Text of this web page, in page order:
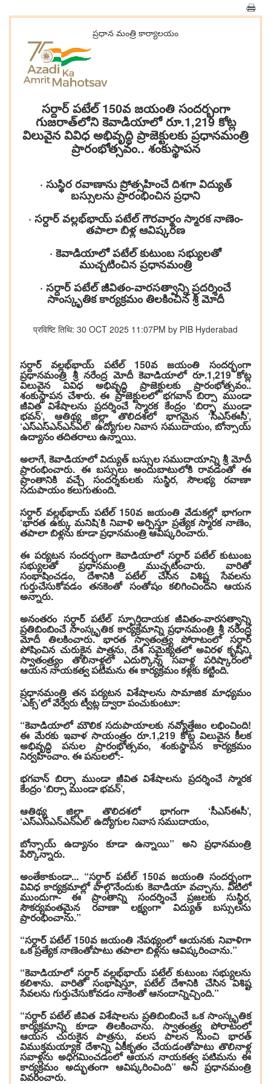
ప్రధాన మంత్రి కార్యాలయం
సర్దార్ పటేల్ 150వ జయంతి సందర్భంగా
గుజరాత్‌లోని కెవాడియాలో రూ.1,219 కోట్ల
విలువైన వివిధ అభివృద్ధి ప్రాజెక్టులకు ప్రధానమంత్రి
ప్రారంభోత్సవం.. శంకుస్థాపన
· సుస్థిర రవాణాను ప్రోత్సహించే దిశగా విద్యుత్
బస్సులను ప్రారంభించిన ప్రధాని
· సర్దార్ వల్లభ్‌భాయ్ పటేల్ గౌరవార్థం స్మారక నాణెం-
తపాలా బిళ్ల ఆవిష్కరణ
· కెవాడియాలో పటేల్ కుటుంబ సభ్యులతో
ముచ్చటించిన ప్రధానమంత్రి
· సర్దార్ పటేల్ జీవితం-వారసత్వాన్ని ప్రదర్శించే
సాంస్కృతిక కార్యక్రమం తిలకించిన శ్రీ మోదీ
प्रविष्टि तिथि: 30 OCT 2025 11:07PM by PIB Hyderabad
సర్దార్ వల్లభ్‌భాయ్‌ పటేల్ 150వ జయంతి సందర్భంగా
ప్రధానమంత్రి శ్రీ నరేంద్ర మోదీ కెవాడియాలో రూ.1,219 కోట్ల
విలువైన వివిధ అభివృద్ధి ప్రాజెక్టులకు ప్రారంభోత్సవం..
శంకుస్థాపన చేశారు. ఈ ప్రాజెక్టులలో భగవాన్ బిర్సా ముండా
జీవిత విశేషాలను ప్రదర్శించే స్మారక కేంద్రం ‘బిర్సా ముండా
భవన్’, ఆతిథ్య జిల్లా తొలిదశలో భాగమైన ‘సీఎస్‌ఈసీ’,
‘ఎస్‌ఎస్‌ఎన్‌ఎన్‌ఎల్‌’ ఉద్యోగుల నివాస సముదాయం, బోన్సాయ్
ఉద్యానం తదితరాలు ఉన్నాయి.
అలాగే, కెవాడియాలో విద్యుత్‌ బస్సుల సముదాయాన్ని శ్రీ మోదీ
ప్రారంభించారు. ఈ బస్సులు అందుబాటులోకి రావడంతో ఈ
ప్రాంతానికి వచ్చే సందర్శకులకు సుస్థిర, సౌలభ్య రవాణా
సదుపాయం కలుగుతుంది.
సర్దార్ వల్లభ్‌భాయ్ పటేల్ 150వ జయంతి వేడుకల్లో భాగంగా
‘భారత ఉక్కు మనిషి’కి నివాళి అర్పిస్తూ ప్రత్యేక స్మారక నాణెం,
తపాలా బిళ్లను కూడా ప్రధానమంత్రి ఆవిష్కరించారు.
ఈ పర్యటన సందర్భంగా కెవాడియాలో సర్దార్ పటేల్ కుటుంబ
సభ్యులతో ప్రధానమంత్రి ముచ్చటించారు. వారితో
సంభాషించడం, దేశానికి పటేల్ చేసిన విశిష్ట సేవలను
గుర్తుచేసుకోవడం తనకెంతో సంతోషం కలిగించిందని ఆయన
అన్నారు.
అనంతరం సర్దార్ పటేల్ స్ఫూర్తిదాయక జీవితం-వారసత్వాన్ని
ప్రతిబింబించే సాంస్కృతిక కార్యక్రమాన్ని ప్రధానమంత్రి శ్రీ నరేంద్ర
మోదీ తిలకించారు. భారత స్వాతంత్ర్య పోరాటంలో సర్దార్
పోషించిన చురుకైన పాత్రను, దేశ సమైక్యతలో అవిరళ కృషిని,
స్వాతంత్ర్యం తొలినాళ్లలో ఎదుర్కొన్న సవాళ్ల పరిష్కారంలో
ఆయన నాయకత్వ పటిమను ఈ కార్యక్రమం కళ్లకు కట్టింది.
ప్రధానమంత్రి తన పర్యటన విశేషాలను సామాజిక మాధ్యమం
‘ఎక్స్‌’లో వేర్వేరు ట్వీట్ల ద్వారా పంచుకుంటూ:
“కెవాడియాలో మౌలిక సదుపాయాలకు నవ్యోత్తేజం లభించింది!
ఈ మేరకు ఇవాళ సాయంత్రం రూ.1,219 కోట్ల విలువైన కీలక
అభివృద్ధి పనుల ప్రారంభోత్సవం, శంకుస్థాపన కార్యక్రమం
నిర్వహించాం. ఈ పనులలో:-
భగవాన్ బిర్సా ముండా జీవిత విశేషాలను ప్రదర్శించే స్మారక
కేంద్రం ‘బిర్సా ముండా భవన్’,
ఆతిథ్య జిల్లా తొలిదశలో భాగంగా ‘సీఎస్‌ఈసీ’,
‘ఎస్‌ఎస్‌ఎన్‌ఎన్‌ఎల్‌’ ఉద్యోగుల నివాస సముదాయం,
బోన్సాయ్ ఉద్యానం కూడా ఉన్నాయి” అని ప్రధానమంత్రి
పేర్కొన్నారు.
అంతేకాకుండా... “సర్దార్ పటేల్ 150వ జయంతి సందర్భంగా
వివిధ కార్యక్రమాల్లో పాల్గొనేందుకు కెవాడియా వచ్చాను. వీటిలో
ముందుగా- ఈ ప్రాంతాన్ని సందర్శించే ప్రజలకు సుస్థిర,
సౌకర్యవంతమైన రవాణా లక్ష్యంగా విద్యుత్‌ బస్సులను
ప్రారంభించాను.”
“సర్దార్ పటేల్ 150వ జయంతి నేపథ్యంలో ఆయనకు నివాళిగా
ఒక ప్రత్యేక నాణెంతోపాటు తపాలా బిళ్లను ఆవిష్కరించాను.”
“కెవాడియాలో సర్దార్ వల్లభ్‌భాయ్ పటేల్ కుటుంబ సభ్యులను
కలిశాను. వారితో సంభాషిస్తూ, పటేల్‌ దేశానికి చేసిన విశిష్ట
సేవలను గుర్తుచేసుకోవడం నాకెంతో ఆనందాన్నిచ్చింది.”
“సర్దార్ పటేల్ జీవిత విశేషాలను ప్రతిబింబించే ఒక సాంస్కృతిక
కార్యక్రమాన్ని కూడా తిలకించాను. స్వాతంత్ర్య పోరాటంలో
ఆయన చురుకైన పాత్రను, వలస పాలన నుంచి భారత్‌
విముక్తమయ్యాక దేశాన్ని ఏకీకృతం చేయడంతోపాటు తొలినాళ్ల
సవాళ్లను అధిగమించడంలో ఆయన నాయకత్వ పటిమను ఈ
కార్యక్రమం అద్భుతంగా ఆవిష్కరించింది” అని ప్రధానమంత్రి
వివరించారు.